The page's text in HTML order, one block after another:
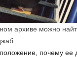
архиве можно
почему ее